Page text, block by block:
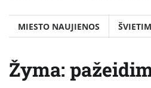
MIESTO NAUJIENOS
Žyma: